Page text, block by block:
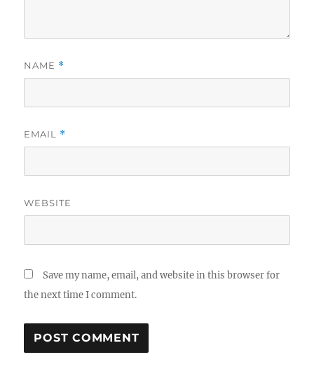
NAME *
EMAIL *
WEBSITE
Save my name, email, and website in this browser for
the next time I comment.